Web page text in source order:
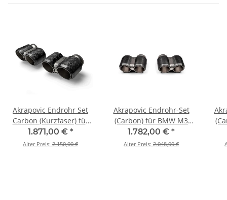
Akrapovic Endrohr Set
Carbon (Kurzfaser) für
M2 Coupé (G87) / M3
(G80/G81) / M4
1.871,00 € *
Alter Preis: 2.150,00 €
Akrapovic Endrohr-Set
(Carbon) für BMW M3
(G80, G81) BJ 2021 >
2024 (TP-CT/69)
1.782,00 € *
Alter Preis: 2.048,00 €